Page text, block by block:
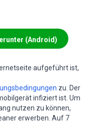
(Android)
aufgeführt ist,
zu. Der
infiziert ist. Um
nutzen zu können,
erwerben. Auf 7